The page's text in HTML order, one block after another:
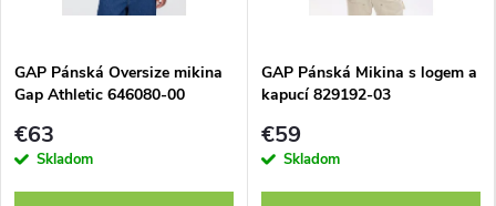
GAP Pánská Oversize mikina
Gap Athletic 646080-00
€63
Skladom
GAP Pánská Mikina s logem a
kapucí 829192-03
€59
Skladom